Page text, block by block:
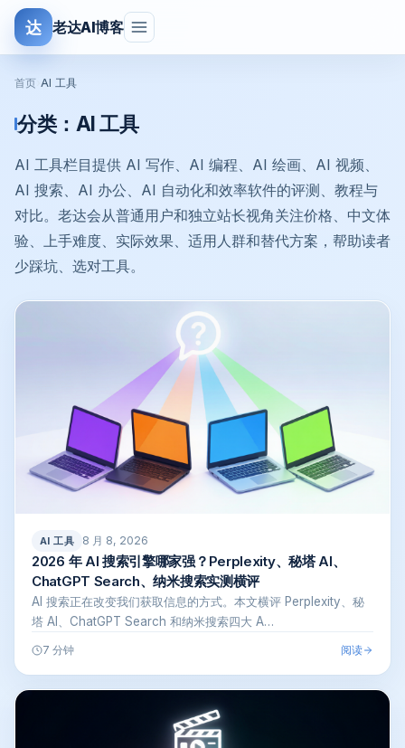
达 老达AI博客
首页 AI 工具
分类： AI 工具
AI 工具栏目提供 AI 写作、AI 编程、AI 绘画、AI 视频、
AI 搜索、AI 办公、AI 自动化和效率软件的评测、教程与
对比。老达会从普通用户和独立站长视角关注价格、中文体
验、上手难度、实际效果、适用人群和替代方案，帮助读者
少踩坑、选对工具。
AI 工具 8 月 8, 2026
2026 年 AI 搜索引擎哪家强？Perplexity、秘塔 AI、
ChatGPT Search、纳米搜索实测横评
AI 搜索正在改变我们获取信息的方式。本文横评 Perplexity、秘
塔 AI、ChatGPT Search 和纳米搜索四大 A…
7 分钟 阅读